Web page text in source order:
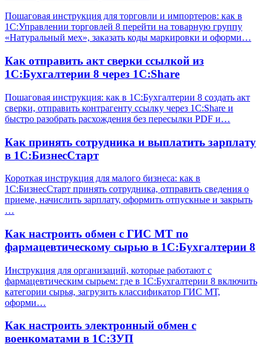
Пошаговая инструкция для торговли и импортеров: как в
1С:Управлении торговлей 8 перейти на товарную группу
«Натуральный мех», заказать коды маркировки и оформи…
Как отправить акт сверки ссылкой из
1С:Бухгалтерии 8 через 1С:Share
Пошаговая инструкция: как в 1С:Бухгалтерии 8 создать акт
сверки, отправить контрагенту ссылку через 1С:Share и
быстро разобрать расхождения без пересылки PDF и…
Как принять сотрудника и выплатить зарплату
в 1С:БизнесСтарт
Короткая инструкция для малого бизнеса: как в
1С:БизнесСтарт принять сотрудника, отправить сведения о
приеме, начислить зарплату, оформить отпускные и закрыть
…
Как настроить обмен с ГИС МТ по
фармацевтическому сырью в 1С:Бухгалтерии 8
Инструкция для организаций, которые работают с
фармацевтическим сырьем: где в 1С:Бухгалтерии 8 включить
категории сырья, загрузить классификатор ГИС МТ,
оформи…
Как настроить электронный обмен с
военкоматами в 1С:ЗУП